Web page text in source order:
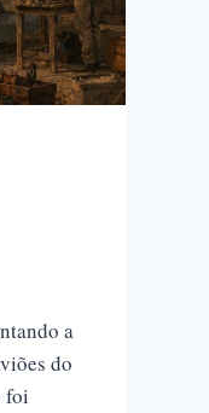
a
do
foi